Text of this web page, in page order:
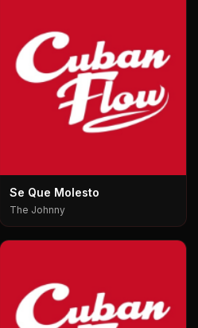
Se Que Molesto
The Johnny